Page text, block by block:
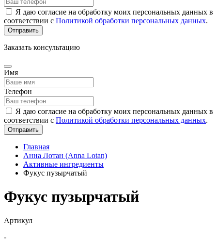
Я даю согласие на обработку моих персональных данных в
соответствии с Политикой обработки персональных данных.
Отправить
Заказать консультацию
Имя
Телефон
Я даю согласие на обработку моих персональных данных в
соответствии с Политикой обработки персональных данных.
Отправить
Главная
Анна Лотан (Anna Lotan)
Активные ингредиенты
Фукус пузырчатый
Фукус пузырчатый
Артикул
-